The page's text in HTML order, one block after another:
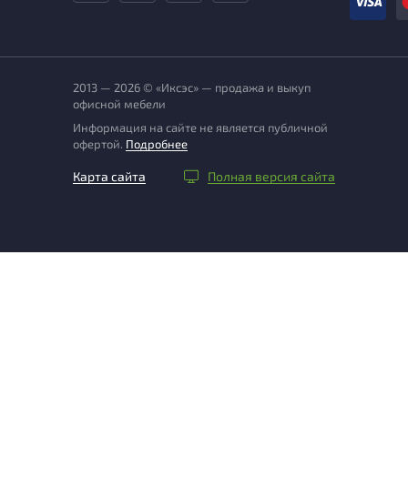
2013 — 2026 © «Иксэс» — продажа и выкуп
офисной мебели
Информация на сайте не является публичной
офертой. Подробнее
Карта сайта Полная версия сайта